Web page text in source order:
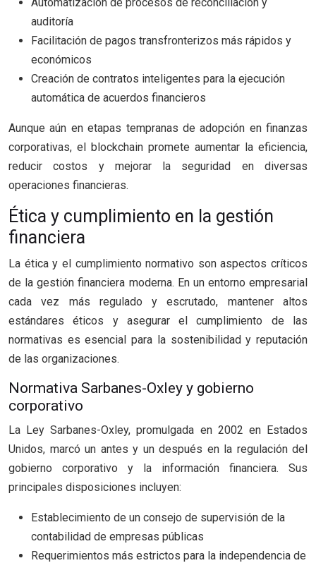
auditoría
Facilitación de pagos transfronterizos más rápidos y
económicos
Creación de contratos inteligentes para la ejecución
automática de acuerdos financieros
Aunque aún en etapas tempranas de adopción en finanzas
corporativas, el blockchain promete aumentar la eficiencia,
reducir costos y mejorar la seguridad en diversas
operaciones financieras.
Ética y cumplimiento en la gestión
financiera
La ética y el cumplimiento normativo son aspectos críticos
de la gestión financiera moderna. En un entorno empresarial
cada vez más regulado y escrutado, mantener altos
estándares éticos y asegurar el cumplimiento de las
normativas es esencial para la sostenibilidad y reputación
de las organizaciones.
Normativa Sarbanes-Oxley y gobierno
corporativo
La Ley Sarbanes-Oxley, promulgada en 2002 en Estados
Unidos, marcó un antes y un después en la regulación del
gobierno corporativo y la información financiera. Sus
principales disposiciones incluyen:
Establecimiento de un consejo de supervisión de la
contabilidad de empresas públicas
Requerimientos más estrictos para la independencia de